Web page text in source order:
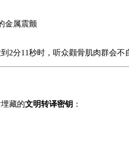
金属震颤
2分11秒时，听众颧骨肌肉群会
藏的文明转译密钥 ：